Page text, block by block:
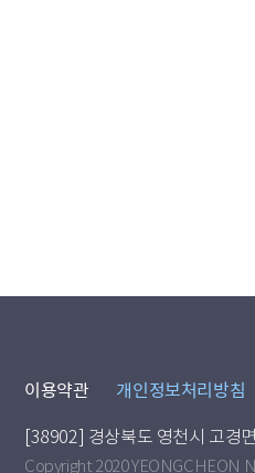
이용약관 개인정보처리방침
[38902] 경상북도 영천시 고경
Copyright 2020 YEONGCHEON